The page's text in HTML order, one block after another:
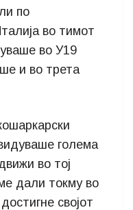
по
во тимот
во У19
и во трета
голема
во тој
дали токму во
својот